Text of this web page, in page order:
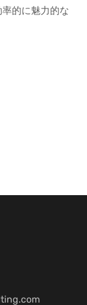
的に魅力的な